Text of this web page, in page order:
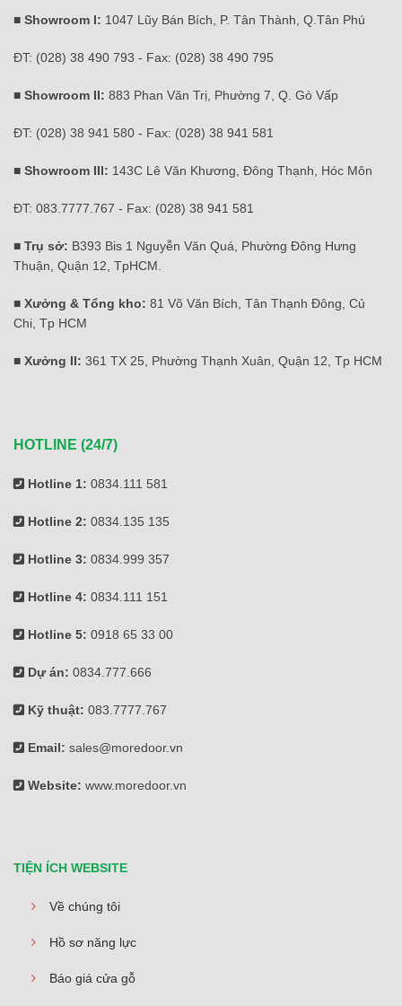
■ Showroom I: 1047 Lũy Bán Bích, P. Tân Thành, Q.Tân Phú
ĐT: (028) 38 490 793 - Fax: (028) 38 490 795
■ Showroom II: 883 Phan Văn Trị, Phường 7, Q. Gò Vấp
ĐT: (028) 38 941 580 - Fax: (028) 38 941 581
■ Showroom III: 143C Lê Văn Khương, Đông Thạnh, Hóc Môn
ĐT: 083.7777.767 - Fax: (028) 38 941 581
■ Trụ sở: B393 Bis 1 Nguyễn Văn Quá, Phường Đông Hưng
Thuận, Quận 12, TpHCM.
■ Xưởng & Tổng kho: 81 Võ Văn Bích, Tân Thạnh Đông, Củ
Chi, Tp HCM
■ Xưởng II: 361 TX 25, Phường Thạnh Xuân, Quận 12, Tp HCM
HOTLINE (24/7)
Hotline 1: 0834.111 581
Hotline 2: 0834.135 135
Hotline 3: 0834.999 357
Hotline 4: 0834.111 151
Hotline 5: 0918 65 33 00
Dự án: 0834.777.666
Kỹ thuật: 083.7777.767
Email: sales@moredoor.vn
Website: www.moredoor.vn
TIỆN ÍCH WEBSITE
Về chúng tôi
Hồ sơ năng lực
Báo giá cửa gỗ